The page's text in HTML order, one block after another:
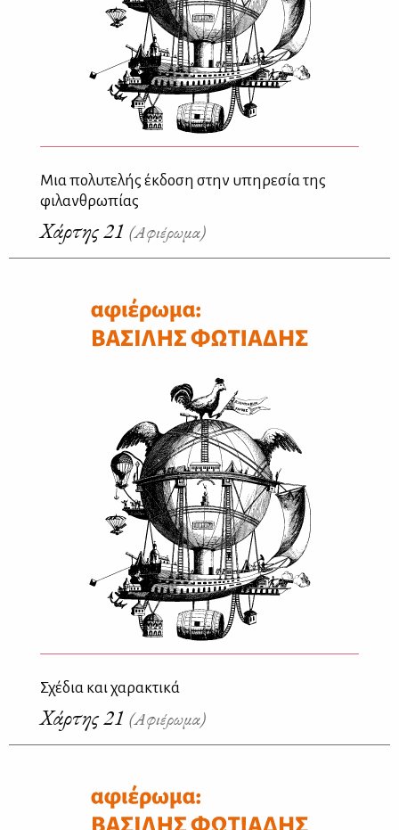
Μια πολυτελής έκδοση στην υπηρεσία της
φιλανθρωπίας
Χάρτης 21 (Αφιέρωμα)
Σχέδια και χαρακτικά
Χάρτης 21 (Αφιέρωμα)